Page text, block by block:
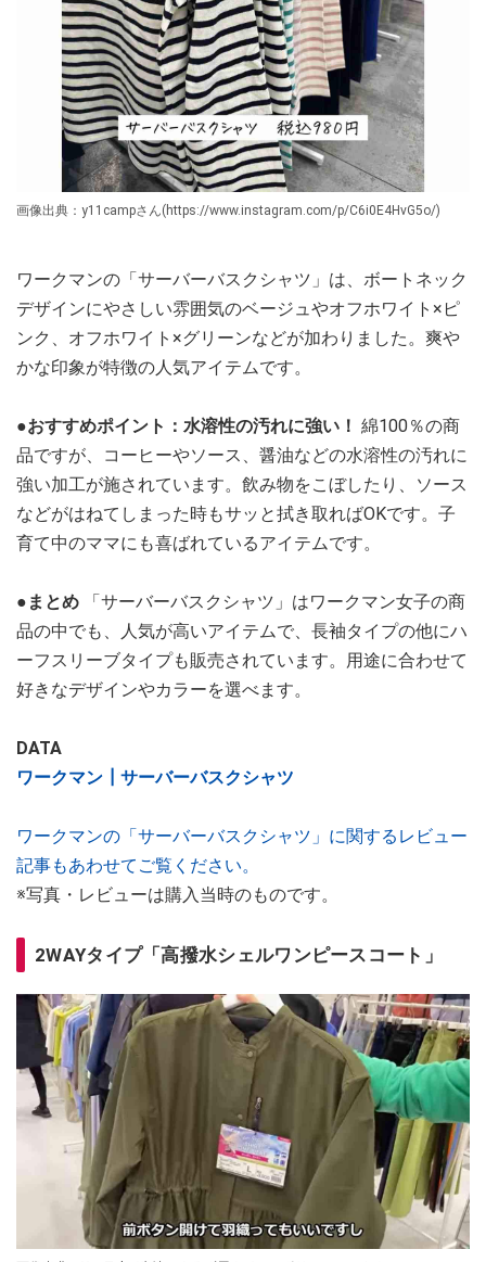
画像出典：y11campさん(https://www.instagram.com/p/C6i0E4HvG5o/)
ワークマンの「サーバーバスクシャツ」は、ボートネック
デザインにやさしい雰囲気のベージュやオフホワイト×ピ
ンク、オフホワイト×グリーンなどが加わりました。爽や
かな印象が特徴の人気アイテムです。
●おすすめポイント：水溶性の汚れに強い！ 綿100％の商
品ですが、コーヒーやソース、醤油などの水溶性の汚れに
強い加工が施されています。飲み物をこぼしたり、ソース
などがはねてしまった時もサッと拭き取ればOKです。子
育て中のママにも喜ばれているアイテムです。
●まとめ 「サーバーバスクシャツ」はワークマン女子の商
品の中でも、人気が高いアイテムで、長袖タイプの他にハ
ーフスリーブタイプも販売されています。用途に合わせて
好きなデザインやカラーを選べます。
DATA
ワークマン┃サーバーバスクシャツ
ワークマンの「サーバーバスクシャツ」に関するレビュー
記事もあわせてご覧ください。
※写真・レビューは購入当時のものです。
2WAYタイプ「高撥水シェルワンピースコート」